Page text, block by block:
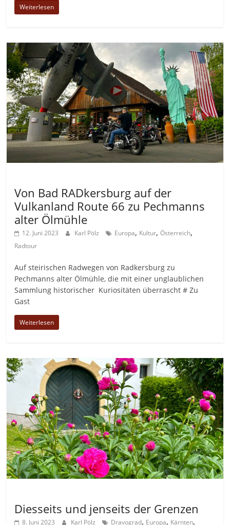
Weiterlesen
Von Bad RADkersburg auf der
Vulkanland Route 66 zu Pechmanns
alter Ölmühle
12. Juni 2023 Karl Pölz Europa, Kultur,Österreich,
Radtour
Auf steirischen Radwegen von Radkersburg zu
Pechmanns alter Ölmühle, die mit einer unglaublichen
Sammlung historischer Kuriositäten überrascht # Zu
Gast
Weiterlesen
Diesseits und jenseits der Grenzen
8. Juni 2023 Karl Pölz Dravograd, Europa, Kärnten,